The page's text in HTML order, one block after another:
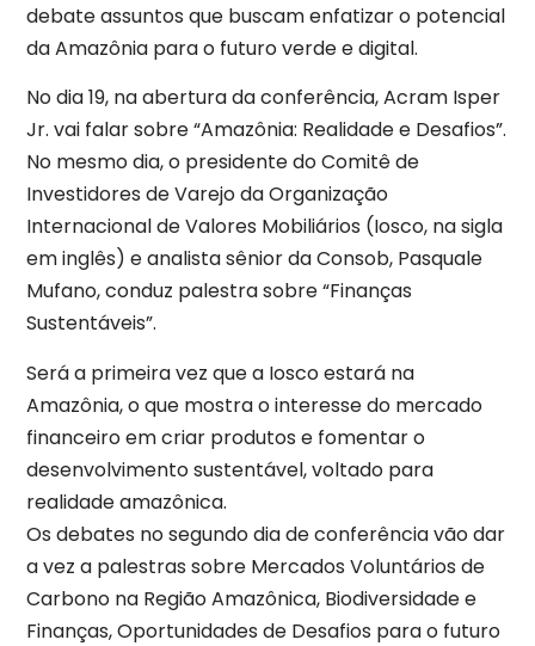
debate assuntos que buscam enfatizar o potencial
da Amazônia para o futuro verde e digital.
No dia 19, na abertura da conferência, Acram Isper
Jr. vai falar sobre “Amazônia: Realidade e Desafios”.
No mesmo dia, o presidente do Comitê de
Investidores de Varejo da Organização
Internacional de Valores Mobiliários (Iosco, na sigla
em inglês) e analista sênior da Consob, Pasquale
Mufano, conduz palestra sobre “Finanças
Sustentáveis”.
Será a primeira vez que a Iosco estará na
Amazônia, o que mostra o interesse do mercado
financeiro em criar produtos e fomentar o
desenvolvimento sustentável, voltado para
realidade amazônica.
Os debates no segundo dia de conferência vão dar
a vez a palestras sobre Mercados Voluntários de
Carbono na Região Amazônica, Biodiversidade e
Finanças, Oportunidades de Desafios para o futuro